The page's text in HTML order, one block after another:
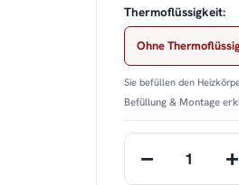
Thermoflüssigkeit:
Ohne
Sie befüllen den
Befüllung & Montage
Loading...